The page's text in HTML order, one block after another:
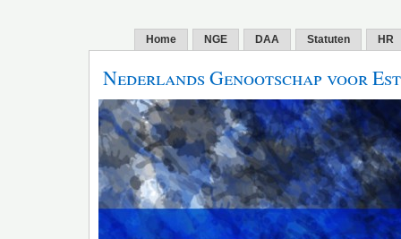
Home NGE DAA Statuten HR
Nederlands Genootschap voor